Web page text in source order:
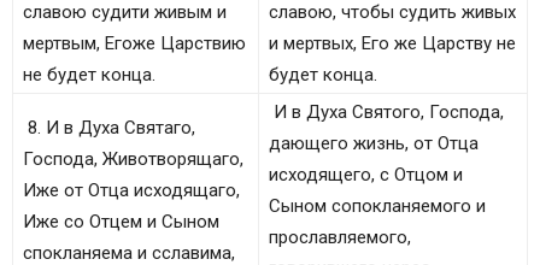
славою судити живым и
мертвым, Егоже Царствию
не будет конца.
славою, чтобы судить живых
и мертвых, Его же Царству не
будет конца.
8. И в Духа Святаго,
Господа, Животворящаго,
Иже от Отца исходящаго,
Иже со Отцем и Сыном
спокланяема и сславима,
И в Духа Святого, Господа,
дающего жизнь, от Отца
исходящего, с Отцом и
Сыном сопокланяемого и
прославляемого,